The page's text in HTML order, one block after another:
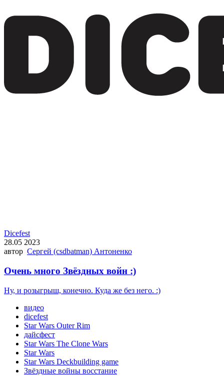
Dicefest
28.05 2023
автор Сергей (csdbatman) Антоненко
Очень много Звёздных войн :)
Ну, и розыгрыш, конечно. Куда же без него. :)
видео
dicefest
Star Wars Outer Rim
дайсфест
Star Wars The Clone Wars
Star Wars
Star Wars Deckbuilding game
Звёздные войны восстание